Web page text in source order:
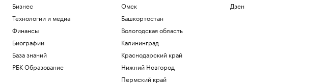
Бизнес
Технологии и медиа
Финансы
Биографии
База знаний
РБК Образование
Омск
Башкортостан
Вологодская область
Калининград
Краснодарский край
Нижний Новгород
Пермский край
Дзен